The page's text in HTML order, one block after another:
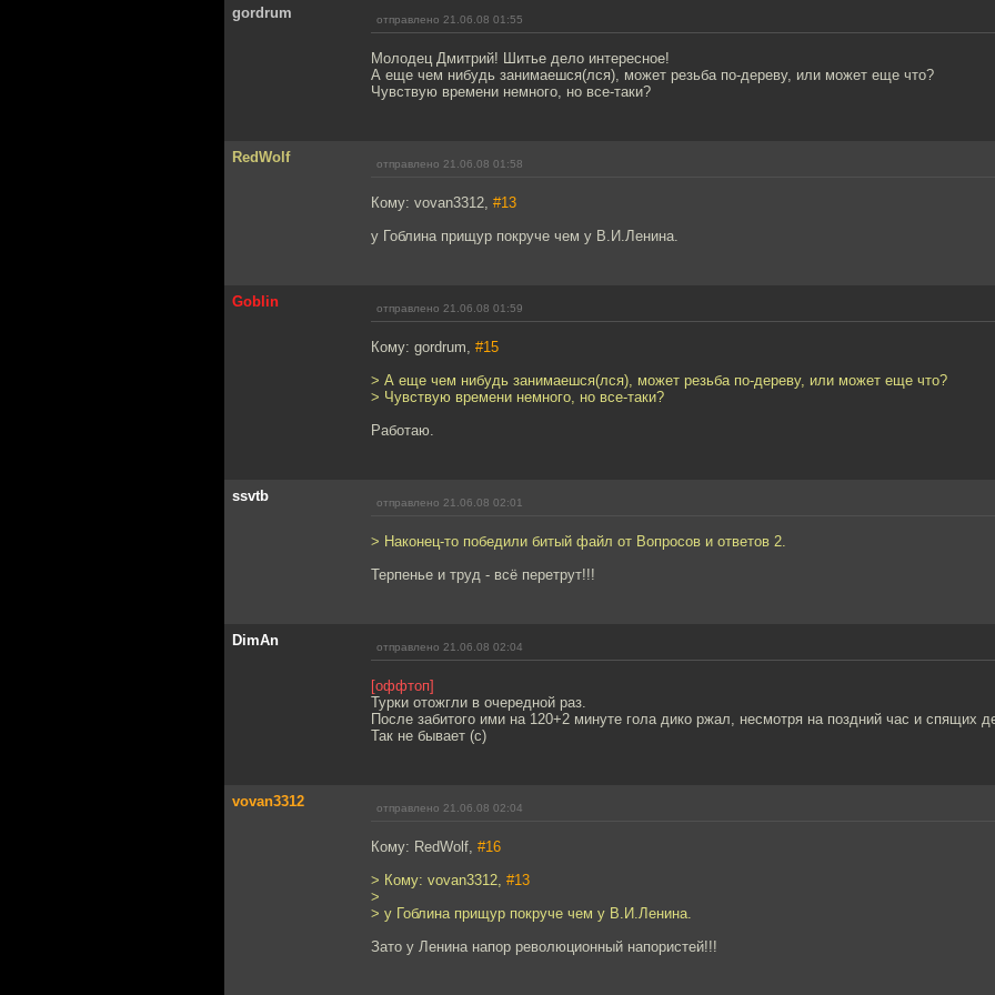
gordrum отправлено 21.06.08 01:55
Молодец Дмитрий! Шитье дело интересное!
А еще чем нибудь занимаешся(лся), может резьба по-дереву, или может еще что?
Чувствую времени немного, но все-таки?
RedWolf отправлено 21.06.08 01:58
Кому: vovan3312, #13
у Гоблина прищур покруче чем у В.И.Ленина.
Goblin отправлено 21.06.08 01:59
Кому: gordrum, #15
> А еще чем нибудь занимаешся(лся), может резьба по-дереву, или может еще что?
> Чувствую времени немного, но все-таки?
Работаю.
ssvtb отправлено 21.06.08 02:01
> Наконец-то победили битый файл от Вопросов и ответов 2.
Терпенье и труд - всё перетрут!!!
DimAn отправлено 21.06.08 02:04
[оффтоп]
Турки отожгли в очередной раз.
После забитого ими на 120+2 минуте гола дико ржал, несмотря на поздний час и спящих
Так не бывает (с)
vovan3312 отправлено 21.06.08 02:04
Кому: RedWolf, #16
> Кому: vovan3312, #13
>
> у Гоблина прищур покруче чем у В.И.Ленина.
Зато у Ленина напор революционный напористей!!!